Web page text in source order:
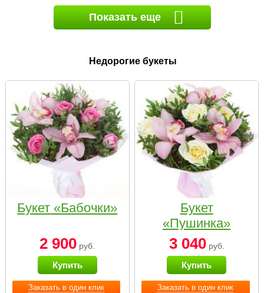
Показать еще
Недорогие букеты
Заказать в один клик
Букет «Бабочки»
2 900 руб.
Купить
Заказать в один клик
Букет
«Пушинка»
3 040руб.
Купить